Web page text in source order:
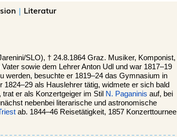
| Literatur
SLO), † 24.8.1864 Graz. Musiker, Komponist,
sowie dem Lehrer Anton Udl und war 1817–19
werden, besuchte er 1819–24 das Gymnasium in
1824–29 als Hauslehrer tätig, widmete er sich bald
trat er als Konzertgeiger im Stil N. Paganinis auf, bei
nebenbei literarische und astronomische
ab. 1844–46 Reisetätigkeit, 1857 Konzerttournee